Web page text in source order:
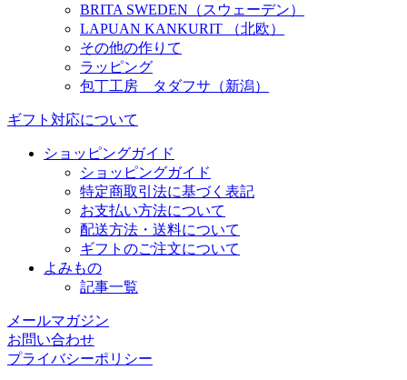
BRITA SWEDEN（スウェーデン）
LAPUAN KANKURIT （北欧）
その他の作りて
ラッピング
包丁工房 タダフサ（新潟）
ギフト対応について
ショッピングガイド
ショッピングガイド
特定商取引法に基づく表記
お支払い方法について
配送方法・送料について
ギフトのご注文について
よみもの
記事一覧
メールマガジン
お問い合わせ
プライバシーポリシー